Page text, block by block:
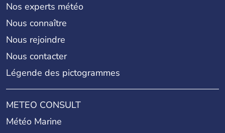
Nos experts météo
Nous connaître
Nous rejoindre
Nous contacter
Légende des pictogrammes
METEO CONSULT
Météo Marine